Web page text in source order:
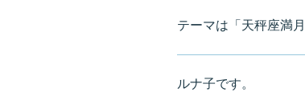
テーマは「天秤座満
ルナ子です。